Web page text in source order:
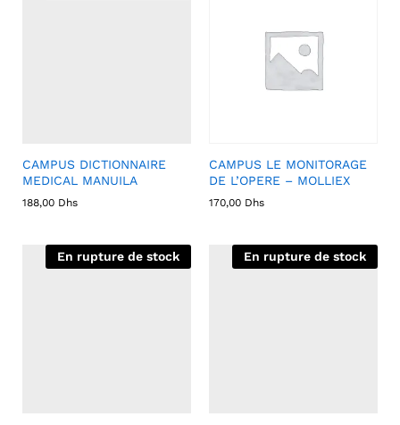
CAMPUS DICTIONNAIRE
MEDICAL MANUILA
188,00 Dhs
CAMPUS LE MONITORAGE
DE L’OPERE – MOLLIEX
170,00 Dhs
En rupture de stock En rupture de stock